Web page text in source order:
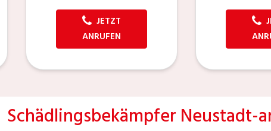
JETZT
ANRUFEN
Schädlingsbekämpfer Neustadt-